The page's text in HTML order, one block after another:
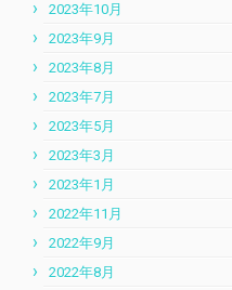
2023年10月
2023年9月
2023年8月
2023年7月
2023年5月
2023年3月
2023年1月
2022年11月
2022年9月
2022年8月